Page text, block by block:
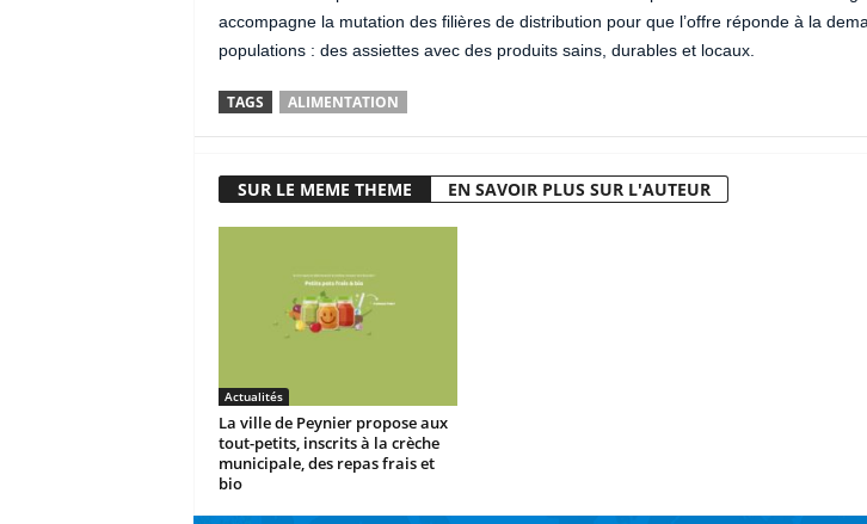
accompagne la mutation des filières de distribution pour que l’offre réponde à la
populations : des assiettes avec des produits sains, durables et locaux.
TAGS ALIMENTATION
SUR LE MEME THEME EN SAVOIR PLUS SUR L'AUTEUR
Actualités
La ville de Peynier propose aux
tout-petits, inscrits à la crèche
municipale, des repas frais et
bio